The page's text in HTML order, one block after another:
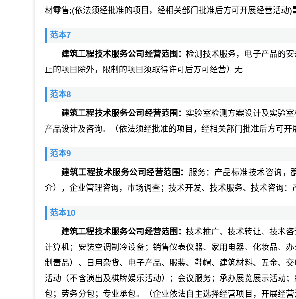
材零售;(依法须经批准的项目，经相关部门批准后方可开展经营活动)
范本7
建筑工程技术服务公司经营范围：检测技术服务，电子产品的
止的项目除外，限制的项目须取得许可后方可经营）无
范本8
建筑工程技术服务公司经营范围： 实验室检测方案设计及实验
产品设计及咨询。（依法须经批准的项目，经相关部门批准后方可开
范本9
建筑工程技术服务公司经营范围： 服务：产品标准技术咨询，
介），企业管理咨询，市场调查；技术开发、技术服务、技术咨询：
范本10
建筑工程技术服务公司经营范围：技术推广、技术转让、技术
计算机；安装空调制冷设备；销售仪表仪器、家用电器、化妆品、
制毒品）、日用杂货、电子产品、服装、鞋帽、建筑材料、五金、
活动（不含演出及棋牌娱乐活动）；会议服务；承办展览展示活动
包；劳务分包；专业承包。（企业依法自主选择经营项目，开展经